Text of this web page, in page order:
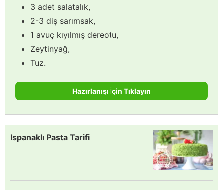
3 adet salatalık,
2-3 diş sarımsak,
1 avuç kıyılmış dereotu,
Zeytinyağ,
Tuz.
Hazırlanışı İçin Tıklayın
Ispanaklı Pasta Tarifi